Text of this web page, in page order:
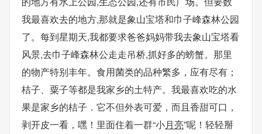
我最喜欢去的地方,那就是象山宝塔和巾子峰森林公园
了。每到星期天,我都要求爸爸妈妈带我去象山宝塔看
风景,去巾子峰森林公走走吊桥,抓好多的螃蟹。那里
的物产特别丰年。食用菌类的品种繁多，应有尽有；
桔子、粟子等都是我家乡的土特产。我最喜欢吃的水
果是家乡的桔子．它不但外表可爱，而且香甜可口，
剥开皮一看，嘿！里面住着一群“小月亮”呢！轻轻掰